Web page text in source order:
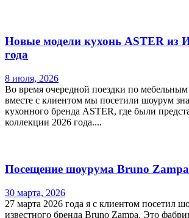
Новые модели кухонь ASTER из
года
8 июля, 2026
Во время очередной поездки по
вместе с клиентом мы посетили шоурум
кухонного бренда ASTER, где были
коллекции 2026 года....
Посещение шоурума Bruno
30 марта, 2026
27 марта 2026 года я с клиентом посетил
известного бренда Bruno Zampa. Это